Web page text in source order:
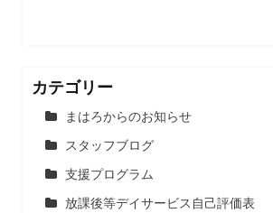
カテゴリー
まはろからのお知らせ
スタッフブログ
支援プログラム
放課後等デイサービス自己評価表